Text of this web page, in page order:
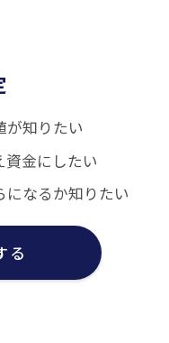
が知りたい
金にしたい
になるか知りたい
る